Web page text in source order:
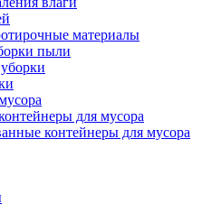
материалы
пыли
для мусора
контейнеры для мусора